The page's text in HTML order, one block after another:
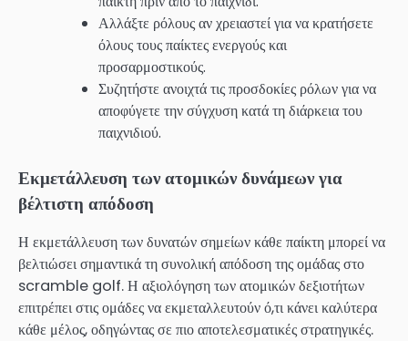
Αλλάξτε ρόλους αν χρειαστεί για να κρατήσετε
όλους τους παίκτες ενεργούς και
προσαρμοστικούς.
Συζητήστε ανοιχτά τις προσδοκίες ρόλων για να
αποφύγετε την σύγχυση κατά τη διάρκεια του
παιχνιδιού.
Εκμετάλλευση των ατομικών δυνάμεων για
βέλτιστη απόδοση
Η εκμετάλλευση των δυνατών σημείων κάθε παίκτη μπορεί να
βελτιώσει σημαντικά τη συνολική απόδοση της ομάδας στο
scramble golf. Η αξιολόγηση των ατομικών δεξιοτήτων
επιτρέπει στις ομάδες να εκμεταλλευτούν ό,τι κάνει καλύτερα
κάθε μέλος, οδηγώντας σε πιο αποτελεσματικές στρατηγικές.